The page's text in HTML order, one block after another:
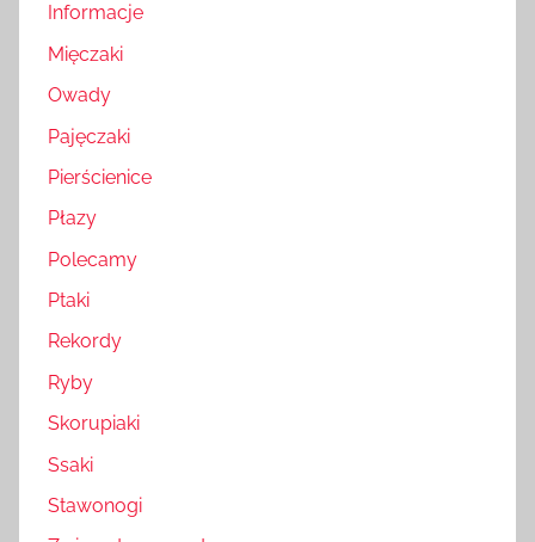
Informacje
Mięczaki
Owady
Pajęczaki
Pierścienice
Płazy
Polecamy
Ptaki
Rekordy
Ryby
Skorupiaki
Ssaki
Stawonogi